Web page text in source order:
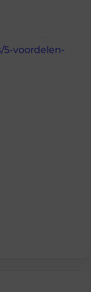
5-voordelen-